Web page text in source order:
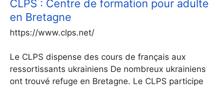
CLPS : Centre de formation pour adulte
en Bretagne
https://www.clps.net/
Le CLPS dispense des cours de français aux
ressortissants ukrainiens De nombreux ukrainiens
ont trouvé refuge en Bretagne. Le CLPS participe